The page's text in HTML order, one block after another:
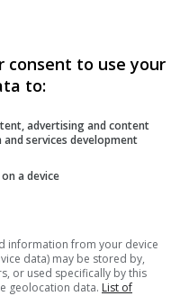
6-й каталог
производства.
consent to use your
to:
advertising and content
services development
a device
information from your device
data) may be stored by,
or used specifically by this
geolocation data. List of